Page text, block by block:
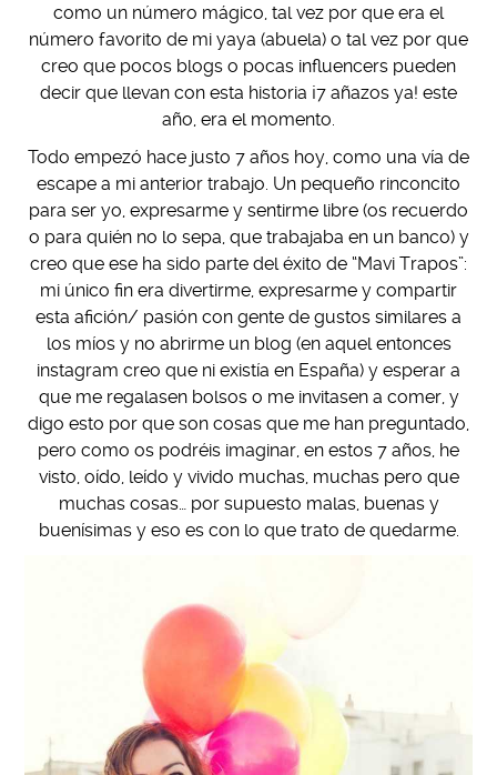
como un número mágico, tal vez por que era el
número favorito de mi yaya (abuela) o tal vez por que
creo que pocos blogs o pocas influencers pueden
decir que llevan con esta historia ¡7 añazos ya! este
año, era el momento.
Todo empezó hace justo 7 años hoy, como una vía de
escape a mi anterior trabajo. Un pequeño rinconcito
para ser yo, expresarme y sentirme libre (os recuerdo
o para quién no lo sepa, que trabajaba en un banco) y
creo que ese ha sido parte del éxito de “Mavi Trapos”:
mi único fin era divertirme, expresarme y compartir
esta afición/ pasión con gente de gustos similares a
los míos y no abrirme un blog (en aquel entonces
instagram creo que ni existía en España) y esperar a
que me regalasen bolsos o me invitasen a comer, y
digo esto por que son cosas que me han preguntado,
pero como os podréis imaginar, en estos 7 años, he
visto, oído, leído y vivido muchas, muchas pero que
muchas cosas… por supuesto malas, buenas y
buenísimas y eso es con lo que trato de quedarme.